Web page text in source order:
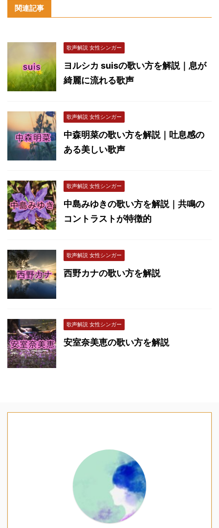
関連記事
歌声解説 女性シンガー
ヨルシカ suisの歌い方を解説｜息が
綺麗に流れる歌声
歌声解説 女性シンガー
中森明菜の歌い方を解説｜吐息感の
ある美しい歌声
歌声解説 女性シンガー
中島みゆきの歌い方を解説｜共鳴の
コントラストが特徴的
歌声解説 女性シンガー
西野カナの歌い方を解説
歌声解説 女性シンガー
安室奈美恵の歌い方を解説